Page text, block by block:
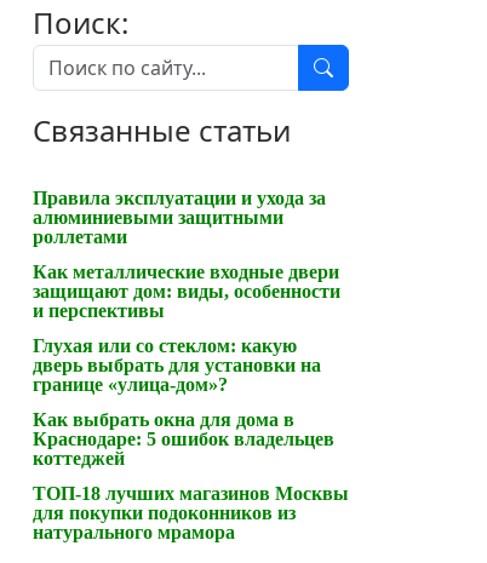
Поиск:
Связанные статьи
Правила эксплуатации и ухода за
алюминиевыми защитными
роллетами
Как металлические входные двери
защищают дом: виды, особенности
и перспективы
Глухая или со стеклом: какую
дверь выбрать для установки на
границе «улица-дом»?
Как выбрать окна для дома в
Краснодаре: 5 ошибок владельцев
коттеджей
ТОП-18 лучших магазинов Москвы
для покупки подоконников из
натурального мрамора